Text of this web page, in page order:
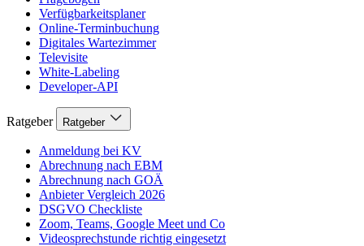
Verfügbarkeitsplaner
Online-Terminbuchung
Digitales Wartezimmer
Televisite
White-Labeling
Developer-API
Ratgeber Ratgeber
Anmeldung bei KV
Abrechnung nach EBM
Abrechnung nach GOÄ
Anbieter Vergleich 2026
DSGVO Checkliste
Zoom, Teams, Google Meet und Co
Videosprechstunde richtig eingesetzt